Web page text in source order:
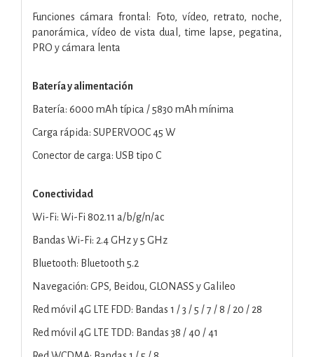
Funciones cámara frontal: Foto, vídeo, retrato, noche,
panorámica, vídeo de vista dual, time lapse, pegatina,
PRO y cámara lenta
Batería y alimentación
Batería: 6000 mAh típica / 5830 mAh mínima
Carga rápida: SUPERVOOC 45 W
Conector de carga: USB tipo C
Conectividad
Wi-Fi: Wi-Fi 802.11 a/b/g/n/ac
Bandas Wi-Fi: 2.4 GHz y 5 GHz
Bluetooth: Bluetooth 5.2
Navegación: GPS, Beidou, GLONASS y Galileo
Red móvil 4G LTE FDD: Bandas 1 / 3 / 5 / 7 / 8 / 20 / 28
Red móvil 4G LTE TDD: Bandas 38 / 40 / 41